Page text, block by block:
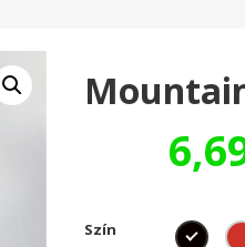
Szín